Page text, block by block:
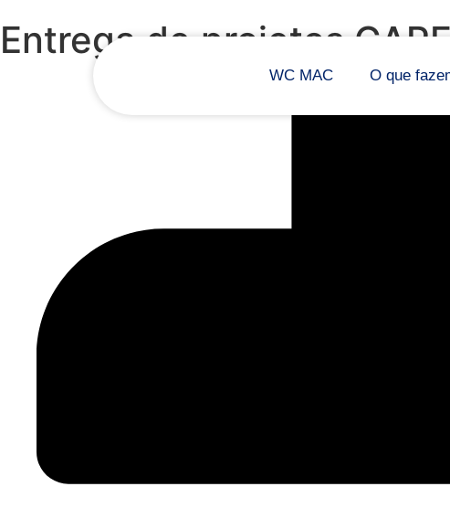
WC MAC O que
Entrega de projetos